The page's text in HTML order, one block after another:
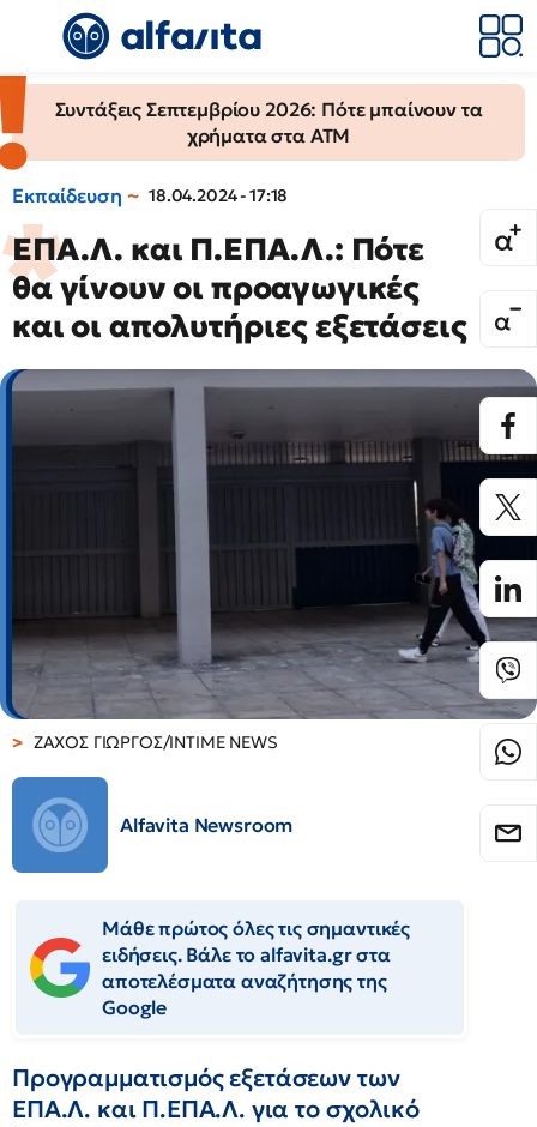
Συντάξεις Σεπτεμβρίου 2026: Πότε μπαίνουν τα
χρήματα στα ΑΤΜ
Εκπαίδευση 18.04.2024 - 17:18
ΕΠΑ.Λ. και Π.ΕΠΑ.Λ.: Πότε
θα γίνουν οι προαγωγικές
και οι απολυτήριες εξετάσεις
ΖΑΧΟΣ ΓΙΩΡΓΟΣ/INTIME NEWS
Alfavita Newsroom
Μάθε πρώτος όλες τις σημαντικές
ειδήσεις. Βάλε το alfavita.gr στα
αποτελέσματα αναζήτησης της
Google
Προγραμματισμός εξετάσεων των
ΕΠΑ.Λ. και Π.ΕΠΑ.Λ. για το σχολικό